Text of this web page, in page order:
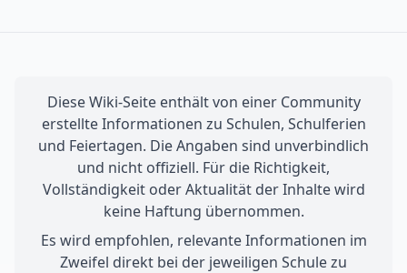
Diese Wiki-Seite enthält von einer Community
erstellte Informationen zu Schulen, Schulferien
und Feiertagen. Die Angaben sind unverbindlich
und nicht offiziell. Für die Richtigkeit,
Vollständigkeit oder Aktualität der Inhalte wird
keine Haftung übernommen.
Es wird empfohlen, relevante Informationen im
Zweifel direkt bei der jeweiligen Schule zu